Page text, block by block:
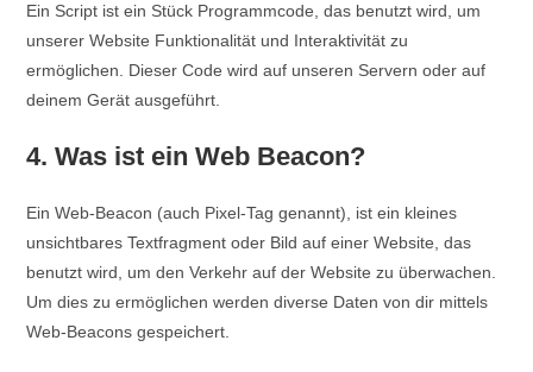
Ein Script ist ein Stück Programmcode, das benutzt wird, um
unserer Website Funktionalität und Interaktivität zu
ermöglichen. Dieser Code wird auf unseren Servern oder auf
deinem Gerät ausgeführt.
4. Was ist ein Web Beacon?
Ein Web-Beacon (auch Pixel-Tag genannt), ist ein kleines
unsichtbares Textfragment oder Bild auf einer Website, das
benutzt wird, um den Verkehr auf der Website zu überwachen.
Um dies zu ermöglichen werden diverse Daten von dir mittels
Web-Beacons gespeichert.